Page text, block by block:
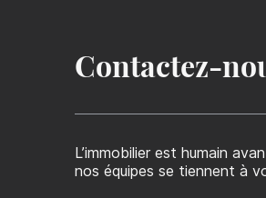
Propriétaires
Locataires
Vous êtes en recherche d’un
contactez-
l’immobilier est humain avant tout, n’hésitez pas à prendre contact avec nous,
nos équipes se tiennent à